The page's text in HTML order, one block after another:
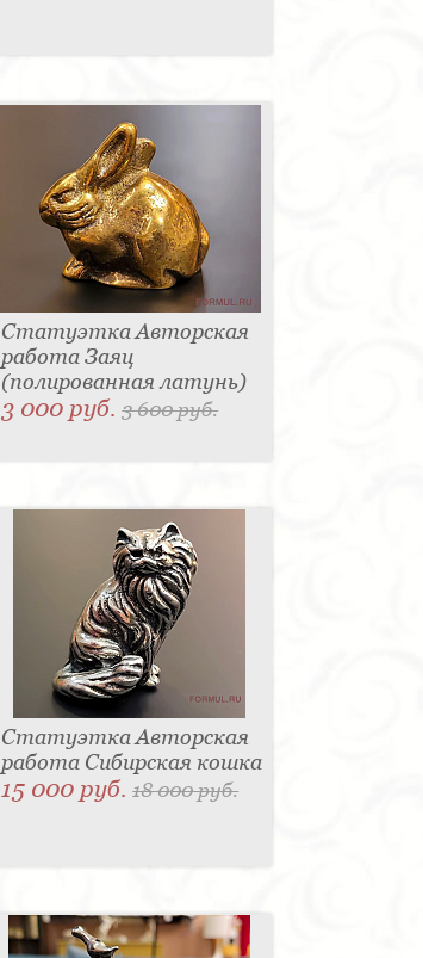
Статуэтка Авторская
работа Заяц
(полированная латунь)
3 000 руб.3 600 руб.
Статуэтка Авторская
работа Сибирская кошка
15 000 руб.18 000 руб.